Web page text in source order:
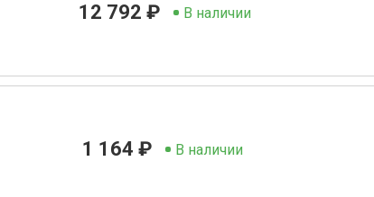
12 792 ₽ В наличии
1 164 ₽ В наличии